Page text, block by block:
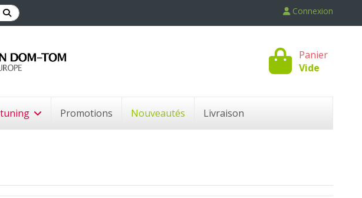
Connexion
Panier
Vide
tuning Promotions Nouveautés Livraison